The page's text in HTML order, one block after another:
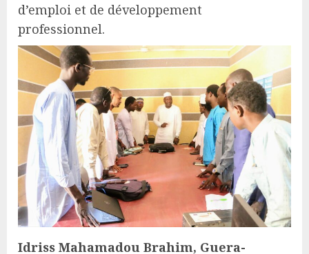
d’emploi et de développement
professionnel.
Idriss Mahamadou Brahim, Guera-